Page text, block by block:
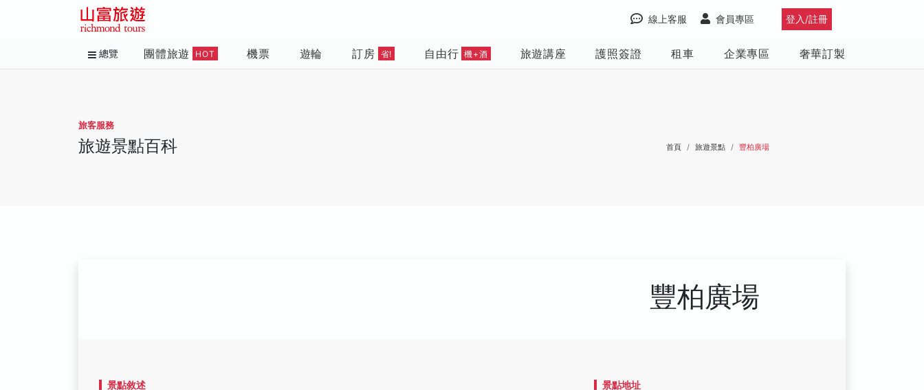
登入/註冊
會員專區
線上客服
總覽 團體旅遊 HOT 機票 遊輪 訂房 省! 自由行 機+酒 旅遊講座 護照簽證 租車 企業專區 奢華訂製
旅客服務
旅遊景點百科 首頁 旅遊景點 豐柏廣場
豐柏廣場
景點敘述 景點地址